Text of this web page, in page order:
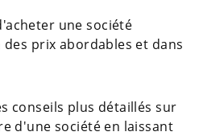
une société
prix abordables et dans
conseils plus détaillés sur
d'une société en laissant